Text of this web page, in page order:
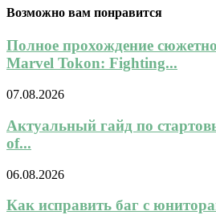
Возможно вам понравится
Полное прохождение
Marvel Tokon: Fighting...
07.08.2026
Актуальный гайд по
of...
06.08.2026
Как исправить баг с